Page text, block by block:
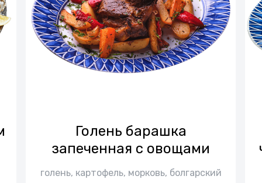
Голень барашка
запеченная с овощами
голень, картофель, морковь, болгарский